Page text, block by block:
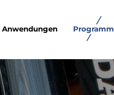
Anwendungen Programm